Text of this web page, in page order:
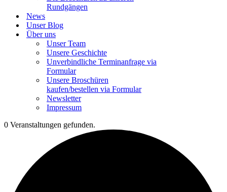
Rundgängen
News
Unser Blog
Über uns
Unser Team
Unsere Geschichte
Unverbindliche Terminanfrage via
Formular
Unsere Broschüren
kaufen/bestellen via Formular
Newsletter
Impressum
0 Veranstaltungen gefunden.